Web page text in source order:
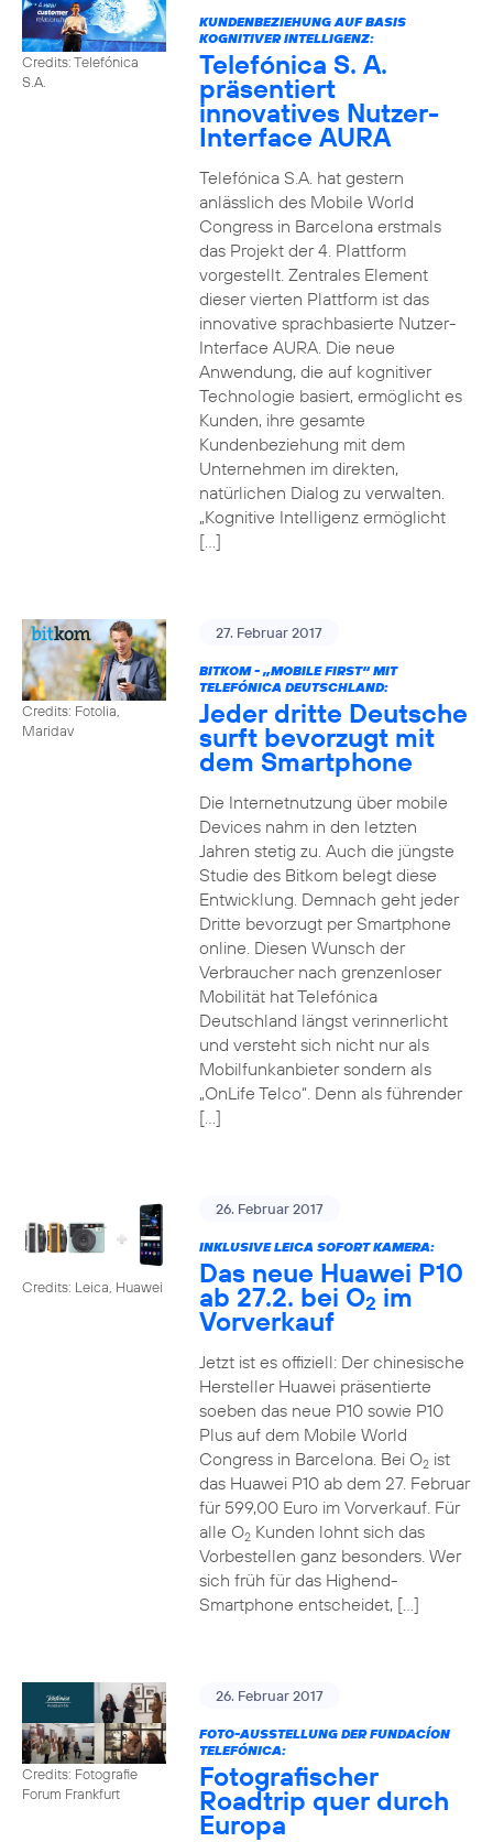
Credits: Telefónica
S.A.
KUNDENBEZIEHUNG AUF BASIS
KOGNITIVER INTELLIGENZ:
Telefónica S. A.
präsentiert
innovatives Nutzer-
Interface AURA
Telefónica S.A. hat gestern
anlässlich des Mobile World
Congress in Barcelona erstmals
das Projekt der 4. Plattform
vorgestellt. Zentrales Element
dieser vierten Plattform ist das
innovative sprachbasierte Nutzer-
Interface AURA. Die neue
Anwendung, die auf kognitiver
Technologie basiert, ermöglicht es
Kunden, ihre gesamte
Kundenbeziehung mit dem
Unternehmen im direkten,
natürlichen Dialog zu verwalten.
„Kognitive Intelligenz ermöglicht
[…]
Credits: Fotolia,
Maridav
27. Februar 2017
BITKOM - „MOBILE FIRST“ MIT
TELEFÓNICA DEUTSCHLAND:
Jeder dritte Deutsche
surft bevorzugt mit
dem Smartphone
Die Internetnutzung über mobile
Devices nahm in den letzten
Jahren stetig zu. Auch die jüngste
Studie des Bitkom belegt diese
Entwicklung. Demnach geht jeder
Dritte bevorzugt per Smartphone
online. Diesen Wunsch der
Verbraucher nach grenzenloser
Mobilität hat Telefónica
Deutschland längst verinnerlicht
und versteht sich nicht nur als
Mobilfunkanbieter sondern als
„OnLife Telco“. Denn als führender
[…]
Credits: Leica, Huawei
26. Februar 2017
INKLUSIVE LEICA SOFORT KAMERA:
Das neue Huawei P10
ab 27.2. bei O2 im
Vorverkauf
Jetzt ist es offiziell: Der chinesische
Hersteller Huawei präsentierte
soeben das neue P10 sowie P10
Plus auf dem Mobile World
Congress in Barcelona. Bei O2ist
das Huawei P10 ab dem 27. Februar
für 599,00 Euro im Vorverkauf. Für
alle O2Kunden lohnt sich das
Vorbestellen ganz besonders. Wer
sich früh für das Highend-
Smartphone entscheidet, […]
Credits: Fotografie
Forum Frankfurt
26. Februar 2017
FOTO-AUSSTELLUNG DER FUNDACÍON
TELEFÓNICA:
Fotografischer
Roadtrip quer durch
Europa